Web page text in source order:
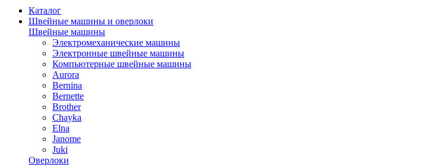
Каталог
Швейные машины и оверлоки
Швейные машины
Электромеханические машины
Электронные швейные машины
Компьютерные швейные машины
Aurora
Bernina
Bernette
Brother
Chayka
Elna
Janome
Juki
Оверлоки